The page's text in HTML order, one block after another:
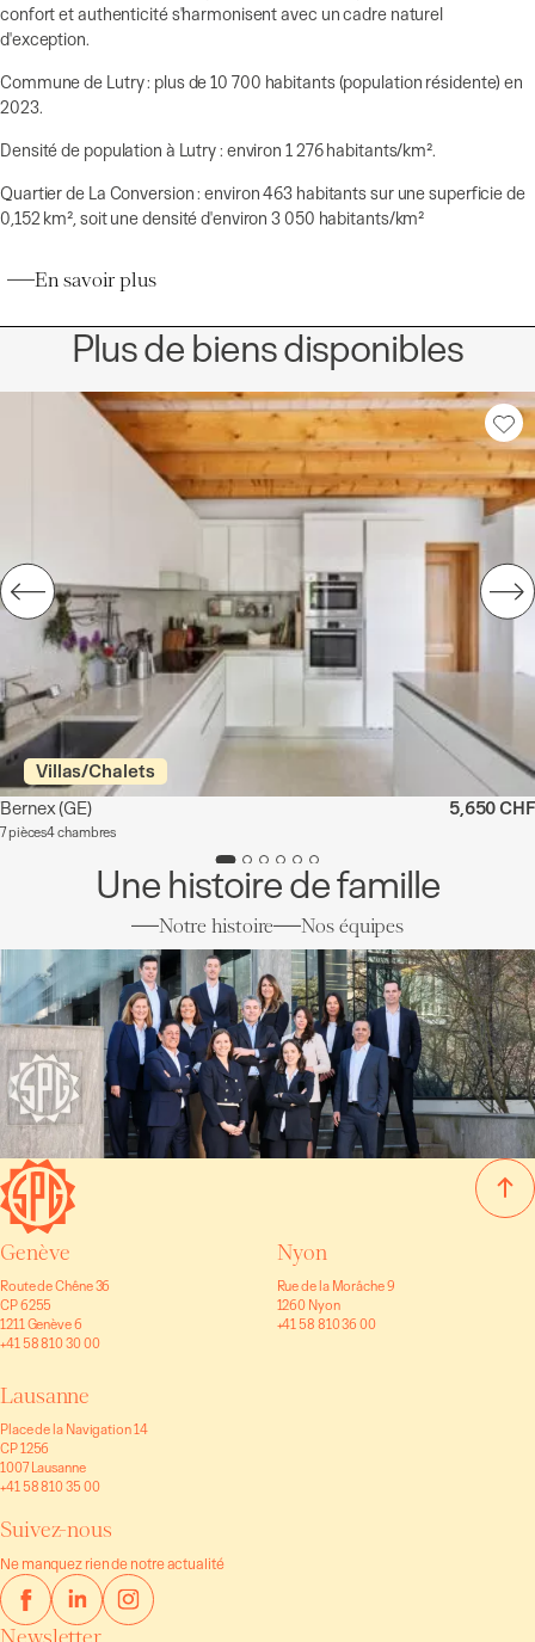
confort et authenticité s'harmonisent avec un cadre naturel
d'exception.
Commune de Lutry : plus de 10 700 habitants (population résidente) en
2023.
Densité de population à Lutry : environ 1 276 habitants/km².
Quartier de La Conversion : environ 463 habitants sur une superficie de
0,152 km², soit une densité d'environ 3 050 habitants/km²
En savoir plus
Plus de biens disponibles
Villas/Chalets
Bernex(GE)
7 pièces4 chambres
5,650 CHF
Une histoire de famille
Notre histoire Nos équipes
Genève
Route de Chêne 36
CP 6255
1211 Genève 6
+41 58 810 30 00
Nyon
Rue de la Morâche 9
1260 Nyon
+41 58 810 36 00
Lausanne
Place de la Navigation 14
CP 1256
1007 Lausanne
+41 58 810 35 00
Suivez-nous
Ne manquez rien de notre actualité